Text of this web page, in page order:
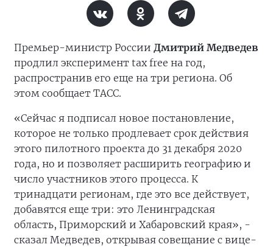
Премьер-министр России Дмитрий Медведев
продлил эксперимент tax free на год,
распространив его еще на три региона. Об
этом сообщает ТАСС.
«Сейчас я подписал новое постановление,
которое не только продлевает срок действия
этого пилотного проекта до 31 декабря 2020
года, но и позволяет расширить географию и
число участников этого процесса. К
тринадцати регионам, где это все действует,
добавятся еще три: это Ленинградская
область, Приморский и Хабаровский края», -
сказал Медведев, открывая совещание с вице-